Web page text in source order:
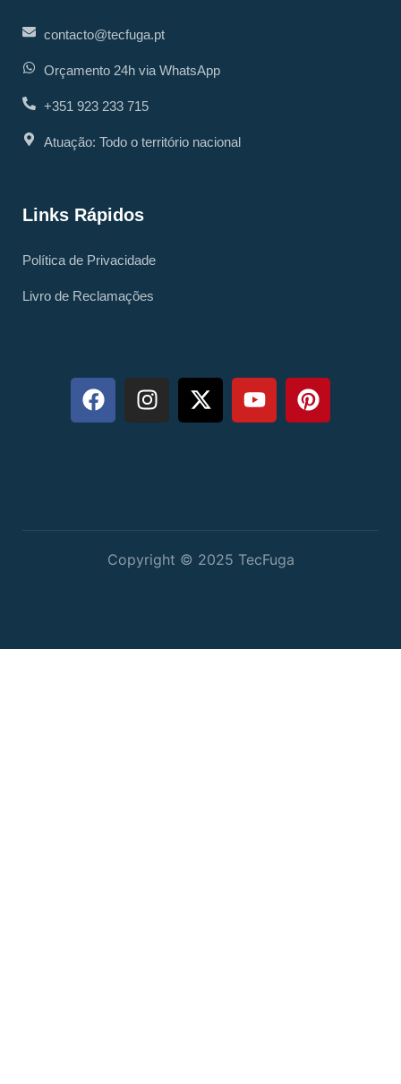
contacto@tecfuga.pt
Orçamento 24h via WhatsApp
+351 923 233 715
Atuação: Todo o território nacional
Links Rápidos
Política de Privacidade
Livro de Reclamações
Copyright © 2025 TecFuga